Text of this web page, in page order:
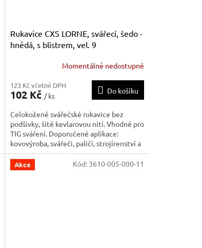
Rukavice CXS LORNE, svářecí, šedo -
hnědá, s blistrem, vel. 9
Momentálně nedostupné
123 Kč včetně DPH
102 Kč / ks
Do košíku
Celokožené svářečské rukavice bez
podšívky, šité kevlarovou nití. Vhodné pro
TIG sváření. Doporučené aplikace:
kovovýroba, svářeči, paliči, strojírenství a
těžký průmysl.
Akce Kód: 3610-005-000-11